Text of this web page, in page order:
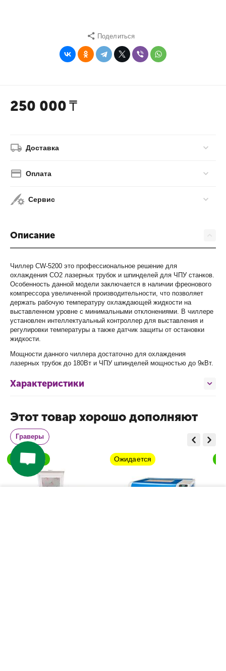
Поделиться
250 000₸
Доставка
Оплата
Сервис
Описание
Чиллер CW-5200 это профессиональное решение для
охлаждения CO2 лазерных трубок и шпинделей для ЧПУ станков.
Особенность данной модели заключается в наличии фреонового
компрессора увеличенной производительности, что позволяет
держать рабочую температуру охлаждающей жидкости на
выставленном уровне с минимальными отклонениями. В чиллере
установлен интеллектуальный контроллер для выставления и
регулировки температуры а также датчик защиты от остановки
жидкости.
Мощности данного чиллера достаточно для охлаждения
лазерных трубок до 180Вт и ЧПУ шпинделей мощностью до 9кВт.
Характеристики
Этот товар хорошо дополняют
Граверы
В наличии Ожидается В наличии